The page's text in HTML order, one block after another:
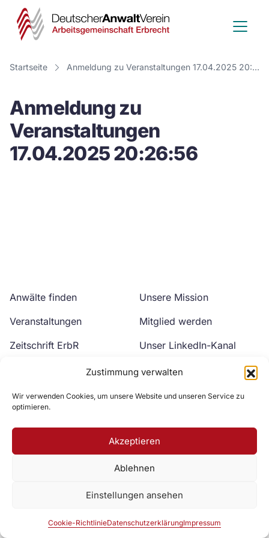
Zustimmung verwalten
Wir verwenden Cookies, um unsere Website und unseren Service zu
optimieren.
Akzeptieren
Ablehnen
Einstellungen ansehen
Cookie-RichtlinieDatenschutzerklärungImpressum
Deutscher
Anwalt
Verein
Startseite Anmeldung zu Veranstaltungen 17.04.2025 20:26:56
Anmeldung zu
Veranstaltungen
17.04.2025 20:26:56
Anwälte finden
Veranstaltungen
Zeitschrift ErbR
Unsere Mission
Mitglied werden
Unser LinkedIn-Kanal
Unser YouTube-Kanal
Zur DAV Webseite